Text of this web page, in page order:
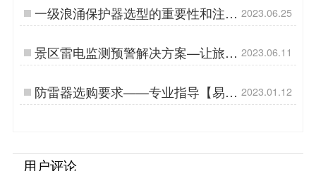
一级浪涌保护器选型的重要性和注意
事项-点击获取选型指南-易造防雷…
2023.06.25
景区雷电监测预警解决方案—让旅游
更安全-易造…
2023.06.11
防雷器​选购要求——专业指导【易造
防雷】…
2023.01.12
用户评论